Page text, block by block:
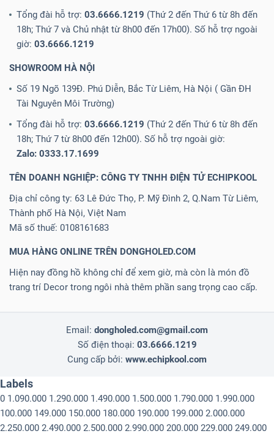
Tổng đài hỗ trợ: 03.6666.1219 (Thứ 2 đến Thứ 6 từ 8h đến
18h; Thứ 7 và Chủ nhật từ 8h00 đến 17h00). Số hỗ trợ ngoài
giờ: 03.6666.1219
SHOWROOM HÀ NỘI
Số 19 Ngõ 139Đ. Phú Diễn, Bắc Từ Liêm, Hà Nội ( Gần ĐH
Tài Nguyên Môi Trường)
Tổng đài hỗ trợ: 03.6666.1219 (Thứ 2 đến Thứ 6 từ 8h đến
18h; Thứ 7 từ 8h00 đến 12h00). Số hỗ trợ ngoài giờ:
Zalo: 0333.17.1699
TÊN DOANH NGHIỆP: CÔNG TY TNHH ĐIỆN TỬ ECHIPKOOL
Địa chỉ công ty: 63 Lê Đức Thọ, P. Mỹ Đình 2, Q.Nam Từ Liêm,
Thành phố Hà Nội, Việt Nam
Mã số thuế: 0108161683
MUA HÀNG ONLINE TRÊN DONGHOLED.COM
Hiện nay đồng hồ không chỉ để xem giờ, mà còn là món đồ
trang trí Decor trong ngôi nhà thêm phần sang trọng cao cấp.
Email: dongholed.com@gmail.com
Số điện thoại: 03.6666.1219
Cung cấp bởi: www.echipkool.com
Labels
0 1.090.000 1.290.000 1.490.000 1.500.000 1.790.000 1.990.000
100.000 149.000 150.000 180.000 190.000 199.000 2.000.000
2.250.000 2.490.000 2.500.000 2.990.000 200.000 229.000 249.000